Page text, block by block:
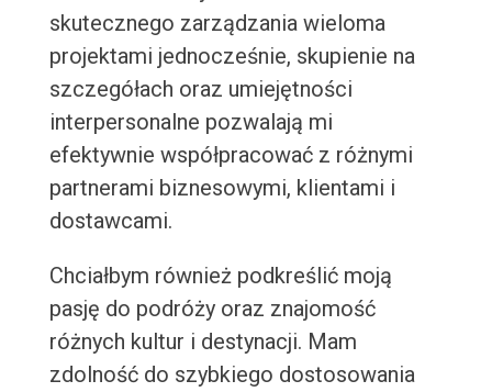
skutecznego zarządzania wieloma
projektami jednocześnie, skupienie na
szczegółach oraz umiejętności
interpersonalne pozwalają mi
efektywnie współpracować z różnymi
partnerami biznesowymi, klientami i
dostawcami.
Chciałbym również podkreślić moją
pasję do podróży oraz znajomość
różnych kultur i destynacji. Mam
zdolność do szybkiego dostosowania